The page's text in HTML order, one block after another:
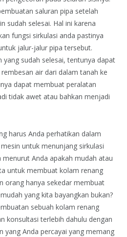
saluran pipa setelah
sudah selesai. Hal ini karena
fungsi sirkulasi anda pastinya
jalur-jalur pipa tersebut.
sudah selesai, tentunya dapat
air dari dalam tanah ke
dapat membuat peralatan
tidak awet atau bahkan menjadi
harus Anda perhatikan dalam
untuk menunjang sirkulasi
Anda apakah mudah atau
untuk membuat kolam renang
orang hanya sekedar membuat
yang kita bayangkan bukan?
sebuah kolam renang
konsultasi terlebih dahulu dengan
yang Anda percayai yang memang